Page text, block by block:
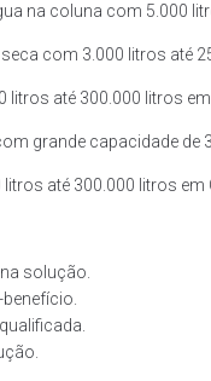
na coluna com 5.000
com 3.000 litros até
até 300.000 litros
grande capacidade de
até 300.000 litros
solução.